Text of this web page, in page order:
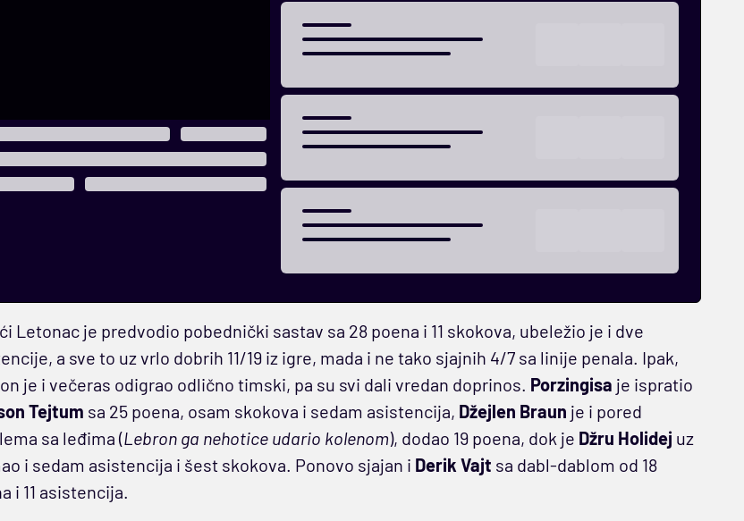
Letonac je predvodio pobednički sastav sa 28 poena i 11 skokova, ubeležio je i dve
a sve to uz vrlo dobrih 11/19 iz igre, mada i ne tako sjajnih 4/7 sa linije penala. Ipak,
je i večeras odigrao odlično timski, pa su svi dali vredan doprinos. Porzingisa je ispratio
Tejtum sa 25 poena, osam skokova i sedam asistencija, Džejlen Braun je i pored
sa leđima (Lebron ga nehotice udario kolenom), dodao 19 poena, dok je Džru Holidej uz
i sedam asistencija i šest skokova. Ponovo sjajan i Derik Vajt sa dabl-dablom od 18
i 11 asistencija.